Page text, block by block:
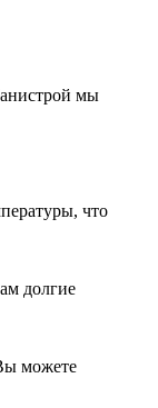
мы
что
долгие
можете